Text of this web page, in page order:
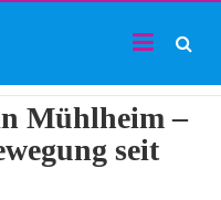
Mühlheim –
seit